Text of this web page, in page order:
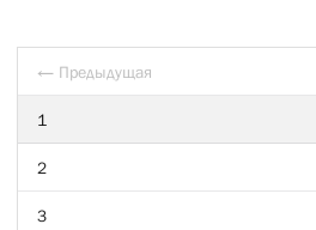
← Предыдущая
1
2
3